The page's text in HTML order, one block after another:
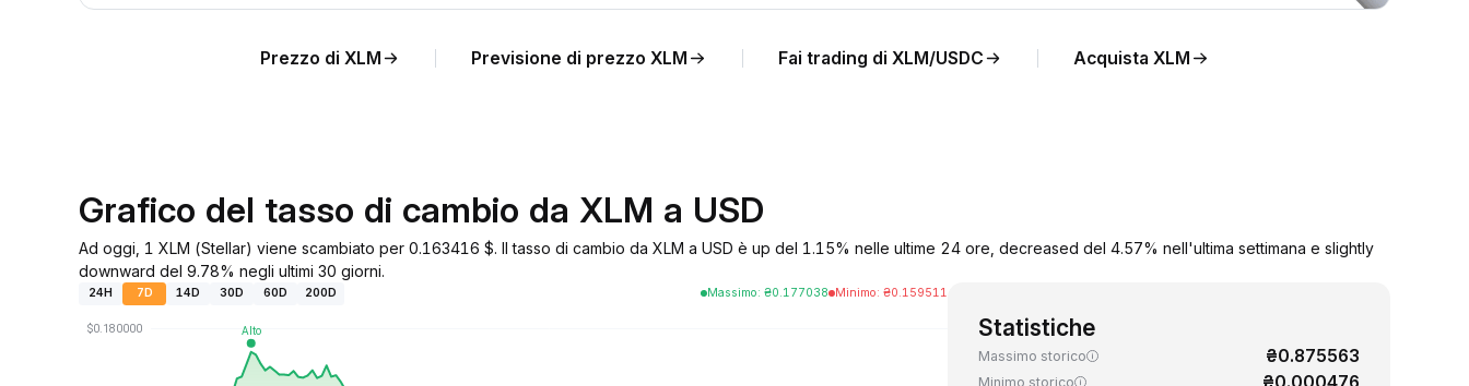
Prezzo di XLM Previsione di prezzo XLM Fai trading di XLM/USDC Acquista XLM
Grafico del tasso di cambio da XLM a USD
Ad oggi, 1 XLM (Stellar) viene scambiato per 0.163416 $. Il tasso di cambio da XLM a USD è up del 1.15% nelle ultime 24 ore, decreased del 4.57% nell'ultima settimana e slightly
downward del 9.78% negli ultimi 30 giorni.
24H 7D 14D 30D 60D 200D Massimo: ₴0.177038 Minimo: ₴0.159511
Statistiche
Massimo storico ₴0.875563
Minimo storico ₴0.000476